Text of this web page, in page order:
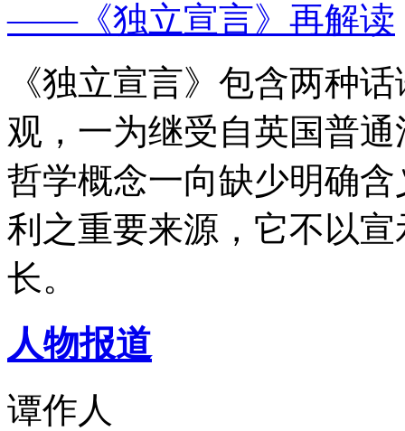
——《独立宣言》再解读
《独立宣言》包含两种
观，一为继受自英国普
哲学概念一向缺少明确
利之重要来源，它不以
长。
人物报道
谭作人